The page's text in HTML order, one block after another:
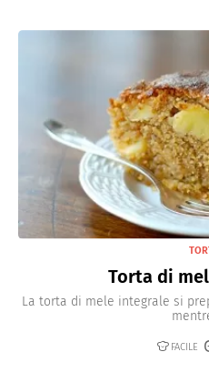
Torta di
La torta di mele integrale si
FACILE